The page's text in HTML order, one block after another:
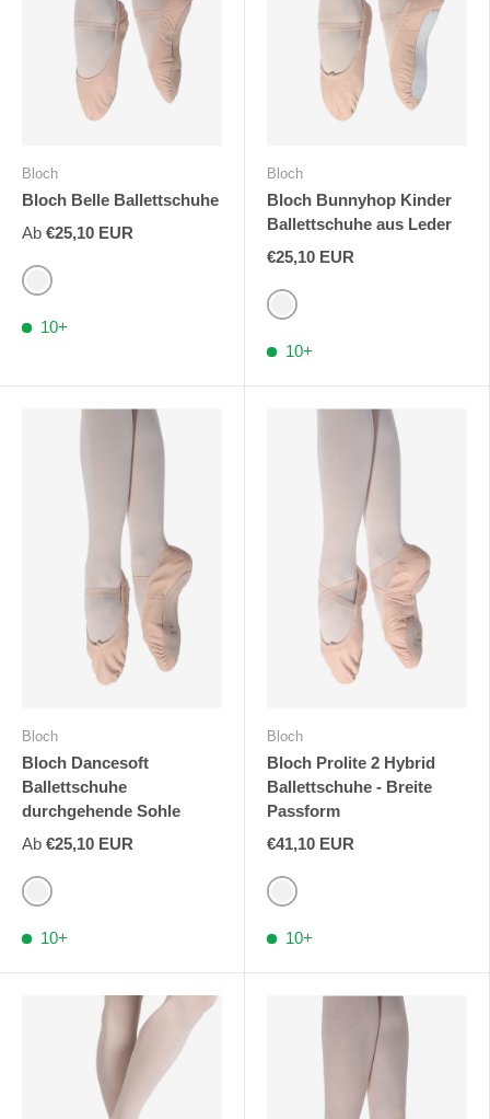
Bloch
Bloch Belle Ballettschuhe
Ab €25,10 EUR
Rosa
10+
Bloch
Bloch Bunnyhop Kinder
Ballettschuhe aus Leder
€25,10 EUR
Rosa
10+
Bloch
Bloch Dancesoft
Ballettschuhe
durchgehende Sohle
Ab €25,10 EUR
Rosa
10+
Bloch
Bloch Prolite 2 Hybrid
Ballettschuhe - Breite
Passform
€41,10 EUR
Rosa
10+